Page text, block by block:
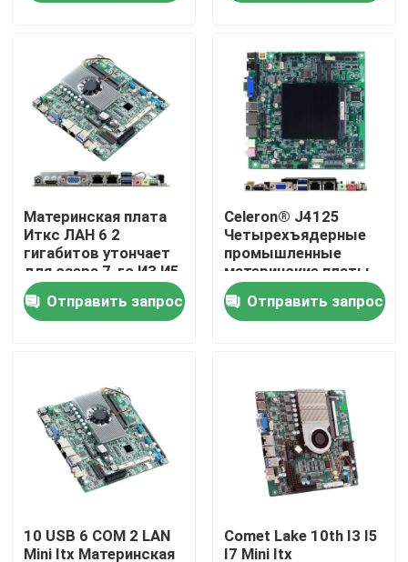
Продукция
О Компании
Наша фабрика
контроль качества
контактные данные
Промышленный мини ПК
промышленный ПК панели
изрезанный ПК планшета
Материнская плата
Иткс ЛАН 6 2
гигабитов утончает
для озера 7-го И3 И5
И7 торгового
автомата Интел
Кабы
Отправить запрос
Celeron® J4125
Четырехъядерные
промышленные
материнские платы
Itx 6 COM 2 LAN Без
вентилятора
Отправить запрос
10 USB 6 COM 2 LAN
Mini Itx Материнская
Comet Lake 10th I3 I5
I7 Mini Itx